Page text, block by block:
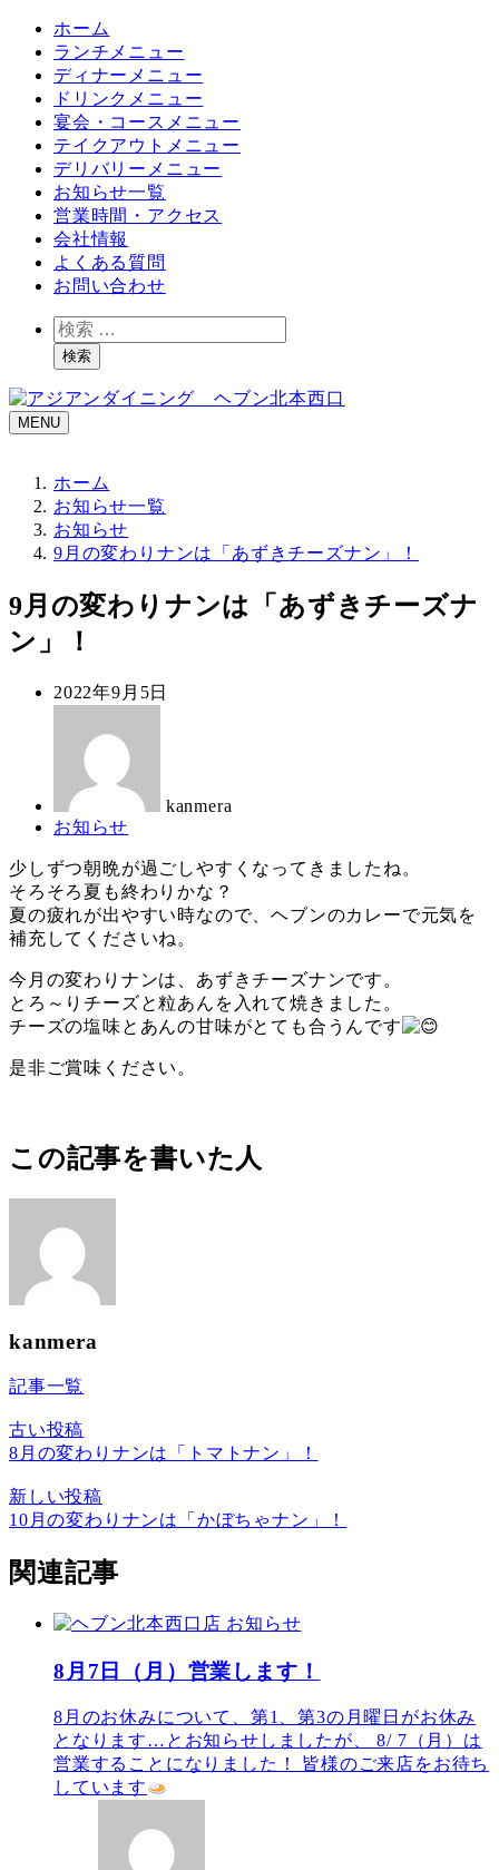
ホーム
ランチメニュー
ディナーメニュー
ドリンクメニュー
宴会・コースメニュー
テイクアウトメニュー
デリバリーメニュー
お知らせ一覧
営業時間・アクセス
会社情報
よくある質問
お問い合わせ
検
索検索
MENU
ホーム
お知らせ一覧
お知らせ
9月の変わりナンは「あずきチーズナン」！
9月の変わりナンは「あずきチーズナ
ン」！
投
2022年9月5日
kanmera
カ
ゴ
リ
ー
お知らせ
少しずつ朝晩が過ごしやすくなってきましたね。
そろそろ夏も終わりかな？
夏の疲れが出やすい時なので、ヘブンのカレーで元気を
補充してくださいね。
今月の変わりナンは、あずきチーズナンです。
とろ～りチーズと粒あんを入れて焼きました。
チーズの塩味とあんの甘味がとても合うんです
是非ご賞味ください。
この記事を書いた人
kanmera
記事一覧
古い投稿
8月の変わりナンは「トマトナン」！
新しい投稿
10月の変わりナンは「かぼちゃナン」！
関連記事
お知らせ
8月7日（月）営業します！
8月のお休みについて、第1、第3の月曜日がお休み
となります…とお知らせしましたが、 8/ 7（月）は
営業することになりました！ 皆様のご来店をお待ち
しています